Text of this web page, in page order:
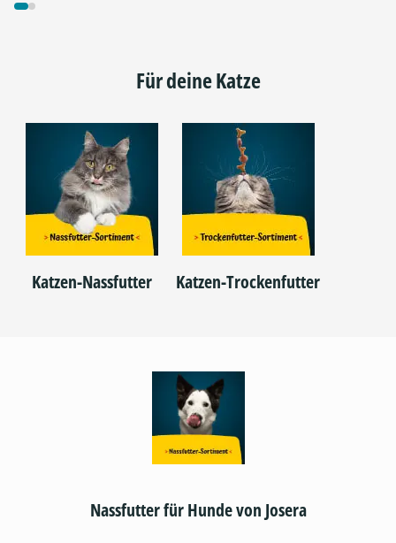
Für deine Katze
Katzen-Nassfutter Katzen-Trockenfutter
Nassfutter für Hunde von Josera